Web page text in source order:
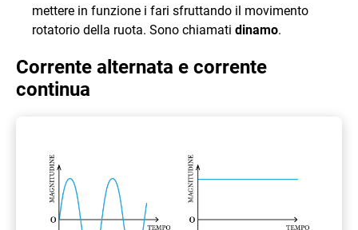
mettere in funzione i fari sfruttando il movimento
rotatorio della ruota. Sono chiamati dinamo.
Corrente alternata e corrente
continua